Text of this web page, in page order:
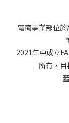
電商事業部位
2021年中成立
所有，目